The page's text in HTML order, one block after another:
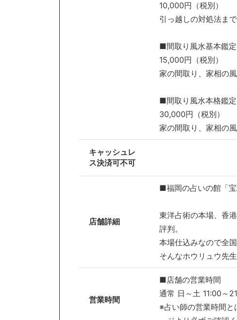
10,000円（税別）
引っ越しの対処法ま
■間取り風水基本鑑
15,000円（税別）
家の間取り、家相の
■間取り風水本格鑑
30,000円（税別）
家の間取り、家相の
キャッシュレ
ス決済可不可
店舗詳細
■福岡の占いの館「
東洋占術の本場、香
評判。
本場仕込みなので全
そんなホウリュウ先
営業時間
■店舗の営業時間
通常 日～土 11:00～
※占い師の営業時間